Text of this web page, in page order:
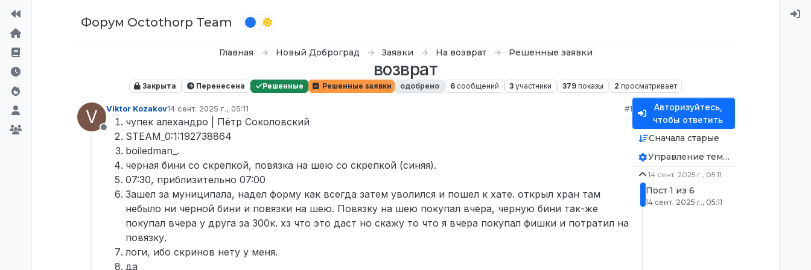
Форум Octothorp Team
Главная Новый Доброград Заявки На возврат Решенные заявки
возврат
Закрыта Перенесена Решенные Решенные заявки одобрено 6 сообщений 3 участники 379 показы 2 просматривает
V
Не в сети
Viktor Kozakov14 сент. 2025 г., 05:11
отредактировано
#1
чупек алехандро | Пётр Соколовский
STEAM_0:1:192738864
boiledman_.
черная бини со скрепкой, повязка на шею со скрепкой (синяя).
07:30, приблизительно 07:00
Зашел за муниципала, надел форму как всегда затем уволился и пошел к хате. открыл хран там
небыло ни черной бини и повязки на шею. Повязку на шею покупал вчера, черную бини так-же
покупал вчера у друга за 300к. хз что это даст но скажу то что я вчера покупал фишки и потратил на
повязку.
логи, ибо скринов нету у меня.
да
Авторизуйтесь,
чтобы ответить
Сначала старые
Управление темой
14 сент. 2025 г., 05:11
Пост 1 из 6
14 сент. 2025 г., 05:11